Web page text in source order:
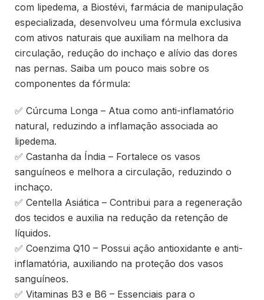
com lipedema, a Biostévi, farmácia de manipulação
especializada, desenvolveu uma fórmula exclusiva
com ativos naturais que auxiliam na melhora da
circulação, redução do inchaço e alívio das dores
nas pernas. Saiba um pouco mais sobre os
componentes da fórmula:
✅ Cúrcuma Longa – Atua como anti-inflamatório
natural, reduzindo a inflamação associada ao
lipedema.
✅ Castanha da Índia – Fortalece os vasos
sanguíneos e melhora a circulação, reduzindo o
inchaço.
✅ Centella Asiática – Contribui para a regeneração
dos tecidos e auxilia na redução da retenção de
líquidos.
✅ Coenzima Q10 – Possui ação antioxidante e anti-
inflamatória, auxiliando na proteção dos vasos
sanguíneos.
✅ Vitaminas B3 e B6 – Essenciais para o